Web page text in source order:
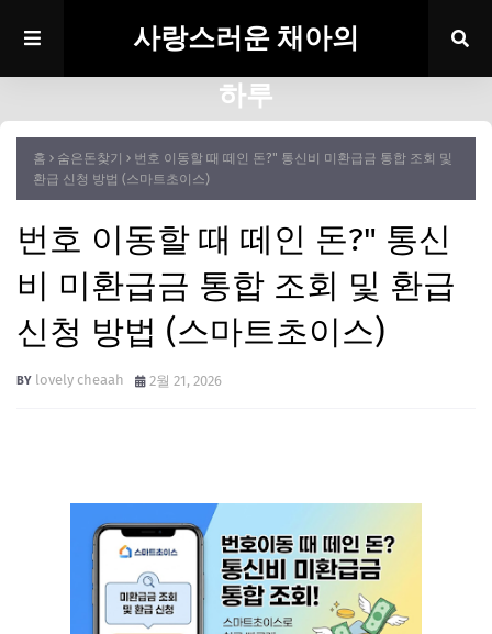
사랑스러운 채아의
하루
홈 숨은돈찾기
번호 이동할 때 떼인 돈?" 통신비 미환급금 통합 조회 및
환급 신청 방법 (스마트초이스)
번호 이동할 때 떼인 돈?" 통신
비 미환급금 통합 조회 및 환급
신청 방법 (스마트초이스)
lovely cheaah 2월 21, 2026